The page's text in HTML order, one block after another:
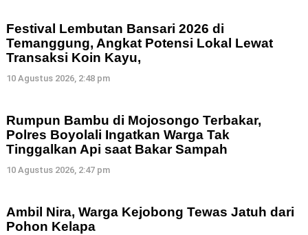
Festival Lembutan Bansari 2026 di
Temanggung, Angkat Potensi Lokal Lewat
Transaksi Koin Kayu,
10 Agustus 2026, 2:48 pm
Rumpun Bambu di Mojosongo Terbakar,
Polres Boyolali Ingatkan Warga Tak
Tinggalkan Api saat Bakar Sampah
10 Agustus 2026, 2:47 pm
Ambil Nira, Warga Kejobong Tewas Jatuh dari
Pohon Kelapa